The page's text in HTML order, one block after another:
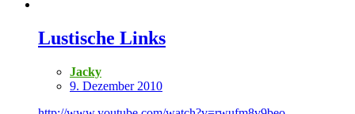
Lustische Links
Jacky
9. Dezember 2010